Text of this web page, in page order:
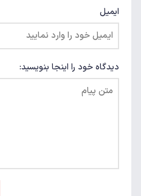
ایمیل
دیدگاه خود را اینجا بنویسید: